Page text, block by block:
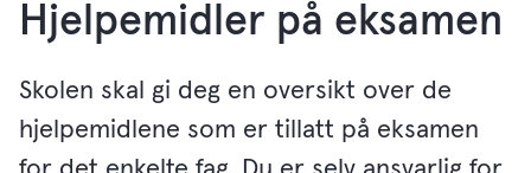
Hjelpemidler på eksamen
Skolen skal gi deg en oversikt over de
hjelpemidlene som er tillatt på eksamen